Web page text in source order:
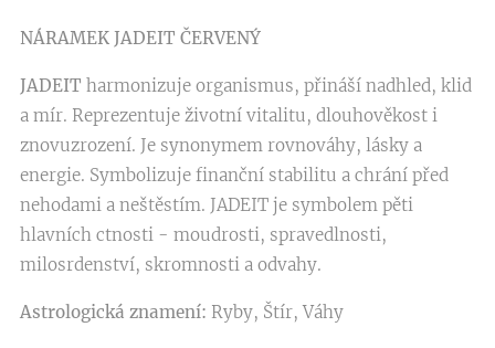
NÁRAMEK JADEIT ČERVENÝ
JADEIT harmonizuje organismus, přináší nadhled, klid
a mír. Reprezentuje životní vitalitu, dlouhověkost i
znovuzrození. Je synonymem rovnováhy, lásky a
energie. Symbolizuje finanční stabilitu a chrání před
nehodami a neštěstím. JADEIT je symbolem pěti
hlavních ctnosti - moudrosti, spravedlnosti,
milosrdenství, skromnosti a odvahy.
Astrologická znamení: Ryby, Štír, Váhy